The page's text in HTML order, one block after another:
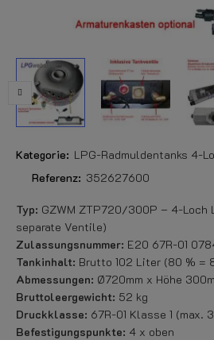
Kategorie: LPG-Radmuldentanks 4-
Referenz: 352627600
Typ: GZWM ZTP720/300P – 4-Loch
separate Ventile)
Zulassungsnummer: E20 67R-01
Tankinhalt: Brutto 102 Liter (80 % =
Abmessungen: Ø720mm x Höhe
Bruttoleergewicht: 52 kg
Druckklasse: 67R-01 Klasse 1 (max.
Befestigungspunkte: 4 x oben